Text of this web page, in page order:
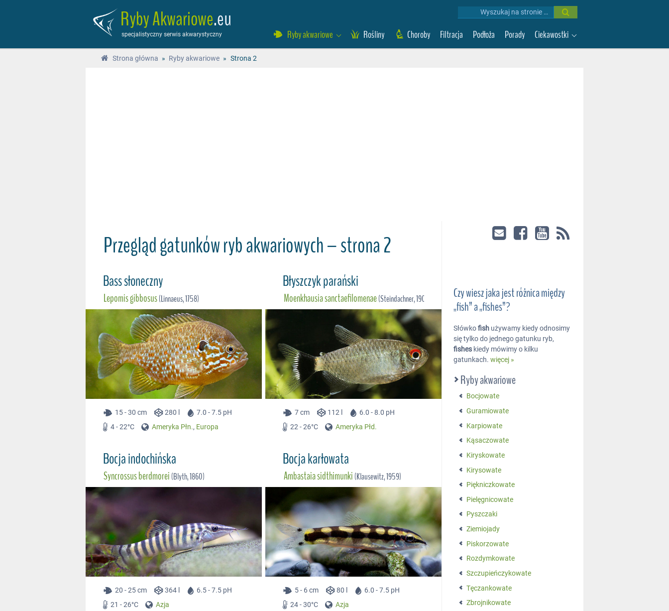
Ryby Akwariowe.eu
specjalistyczny serwis akwarystyczny Ryby akwariowe Rośliny Choroby Filtracja Podłoża Porady Ciekawostki
Wyniki
Strona główna » Ryby akwariowe » Strona 2
Przegląd gatunków ryb akwariowych – strona 2
Bass słoneczny
Lepomis gibbosus(Linnaeus, 1758)
15 - 30 cm 280 l
7.0 - 7.5 pH
4 - 22°C
Ameryka Płn., Europa
Błyszczyk parański
Moenkhausia sanctaefilomenae(Steindachner, 1907)
7 cm 112 l
6.0 - 8.0 pH
22 - 26°C
Ameryka Płd.
Bocja indochińska
Syncrossus berdmorei (Blyth, 1860)
20 - 25 cm 364 l
6.5 - 7.5 pH
21 - 26°C
Azja
Bocja karłowata
Ambastaia sidthimunki (Klausewitz, 1959)
5 - 6 cm 80 l
6.0 - 7.5 pH
24 - 30°C
Azja
Czy wiesz jaka jest różnica między
„fish” a „fishes”?
Słówkofishużywamy kiedy odnosimy
się tylko do jednego gatunku ryb,
fisheskiedy mówimy o kilku
gatunkach. więcej »
Ryby akwariowe
Bocjowate
Guramiowate
Karpiowate
Kąsaczowate
Kiryskowate
Kirysowate
Piękniczkowate
Pielęgnicowate
Pyszczaki
Ziemiojady
Piskorzowate
Rozdymkowate
Szczupieńczykowate
Tęczankowate
Zbrojnikowate